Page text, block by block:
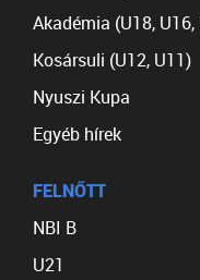
Akadémia (U18, U16,
Kosársuli (U12, U11)
Nyuszi Kupa
Egyéb hírek
FELNŐTT
NBI B
U21